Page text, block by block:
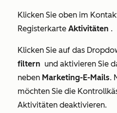
Klicken Sie oben im
Registerkarte Aktivitäten .
Klicken Sie auf das
filtern und aktivieren Sie
neben Marketing-E-Mails.
möchten Sie die
Aktivitäten deaktivieren.